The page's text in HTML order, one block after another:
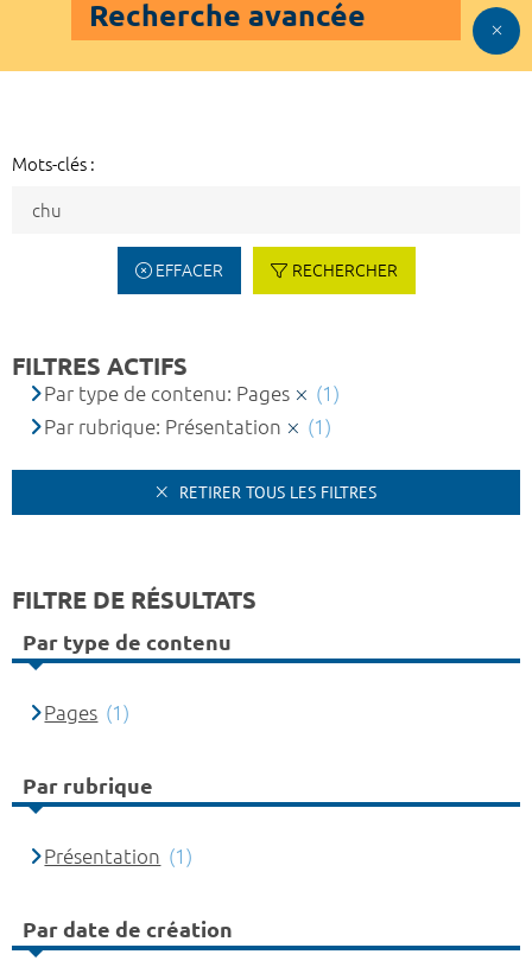
Recherche avancée
Mots-clés :
EFFACER RECHERCHER
FILTRES ACTIFS
Par type de contenu: Pages
(1)
Par rubrique: Présentation
(1)
RETIRER TOUS LES FILTRES
FILTRE DE RÉSULTATS
Par type de contenu
Pages (1)
Par rubrique
Présentation (1)
Par date de création